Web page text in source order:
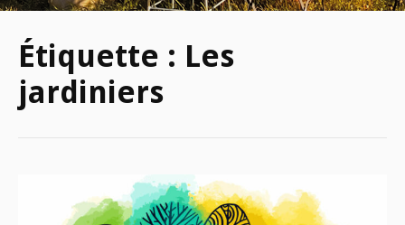
Étiquette : Les
jardiniers